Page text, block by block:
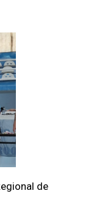
de